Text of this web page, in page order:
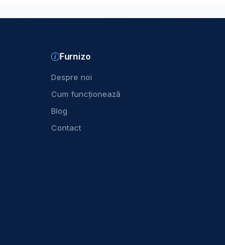
Furnizo
Despre noi
Cum funcționează
Blog
Contact